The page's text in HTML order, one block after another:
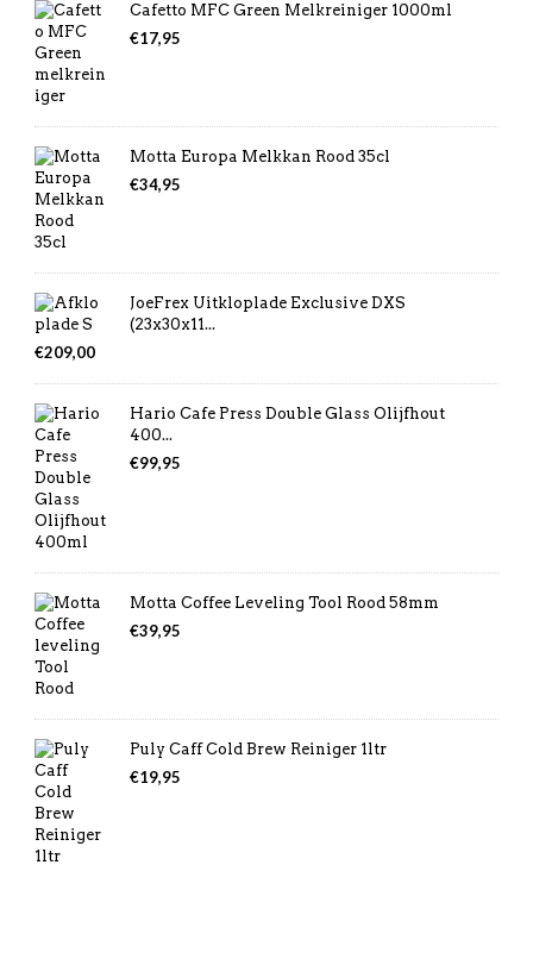
Cafetto MFC Green Melkreiniger 1000ml
€17,95
Motta Europa Melkkan Rood 35cl
€34,95
JoeFrex Uitkloplade Exclusive DXS
(23x30x11...
€209,00
Hario Cafe Press Double Glass Olijfhout
400...
€99,95
Motta Coffee Leveling Tool Rood 58mm
€39,95
Puly Caff Cold Brew Reiniger 1ltr
€19,95